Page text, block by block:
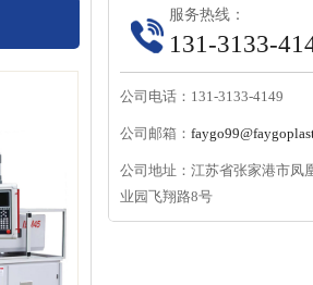
服务热线：
131-3133-
公司电话：131-3133-4149
公司邮箱：
公司地址：江苏省张家港市凤
业园飞翔路8号